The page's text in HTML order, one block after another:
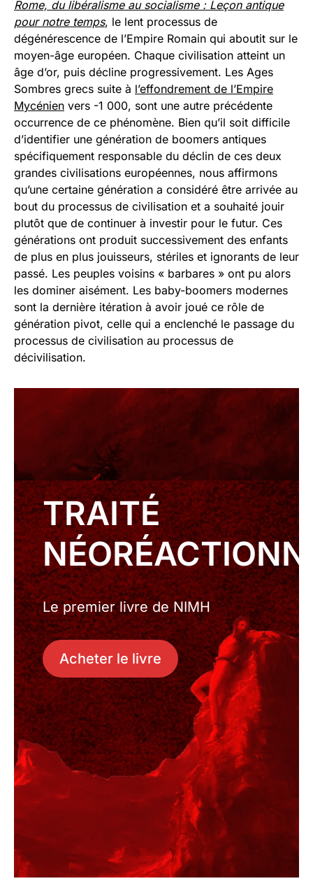
Rome, du libéralisme au socialisme: Leçon antique
pour notre temps, le lent processus de
dégénérescence de l’Empire Romain qui aboutit sur le
moyen-âge européen. Chaque civilisation atteint un
âge d’or, puis décline progressivement. Les Ages
Sombres grecs suite à l’effondrement de l’Empire
Mycénien vers -1 000, sont une autre précédente
occurrence de ce phénomène. Bien qu’il soit difficile
d’identifier une génération de boomers antiques
spécifiquement responsable du déclin de ces deux
grandes civilisations européennes, nous affirmons
qu’une certaine génération a considéré être arrivée au
bout du processus de civilisation et a souhaité jouir
plutôt que de continuer à investir pour le futur. Ces
générations ont produit successivement des enfants
de plus en plus jouisseurs, stériles et ignorants de leur
passé. Les peuples voisins « barbares » ont pu alors
les dominer aisément. Les baby-boomers modernes
sont la dernière itération à avoir joué ce rôle de
génération pivot, celle qui a enclenché le passage du
processus de civilisation au processus de
décivilisation.
TRAITÉ
Le premier livre de NIMH
Acheter le livre